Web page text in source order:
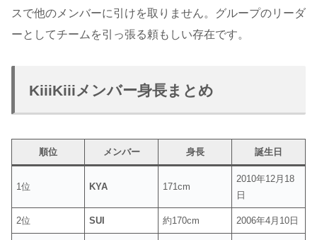
スで他のメンバーに引けを取りません。グループのリーダ
ーとしてチームを引っ張る頼もしい存在です。
KiiiKiiiメンバー身長まとめ
順位 メンバー 身長 誕生日
1位 KYA 171cm
2010年12月18
日
2位 SUI 約170cm 2006年4月10日